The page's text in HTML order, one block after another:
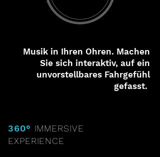
Musik in Ihren Ohren. Machen
Sie sich interaktiv, auf ein
unvorstellbares Fahrgefühl
gefasst.
360° IMMERSIVE
EXPERIENCE